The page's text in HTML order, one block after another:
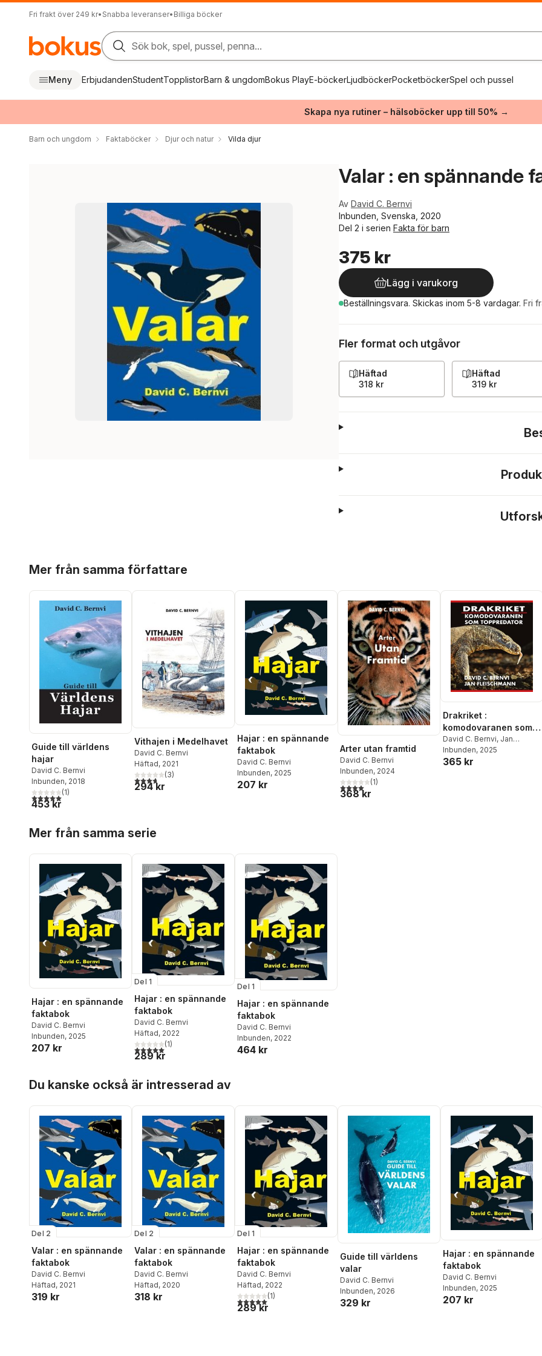
Fri frakt över 249 kr• Snabba leveranser• Billiga böcker
Sök bok, spel, pussel, penna...
Meny ErbjudandenStudentTopplistorBarn & ungdomBokus PlayE-böckerLjudböckerPocketböckerSpel och pussel
Skapa nya rutiner – hälsoböcker upp till 50% →
Barn och ungdom Faktaböcker Djur och natur Vilda djur
Valar : en spännande
Av David C. Bernvi
Inbunden, Svenska, 2020
Del 2 i serien Fakta för barn
375 kr
Lägg i varukorg
Beställningsvara. Skickas inom 5-8 vardagar. Fri
Fler format och utgåvor
Häftad
318 kr
Häftad
319 kr
Mer från samma författare
Guide till världens
hajar
David C. Bernvi
Inbunden, 2018
5,0utav 5 stjärnor. Totalt antal röster:
(1)
453 kr
Vithajen i Medelhavet
David C. Bernvi
Häftad, 2021
3,7utav 5 stjärnor. Totalt antal röster:
(3)
294 kr
Hajar : en spännande
faktabok
David C. Bernvi
Inbunden, 2025
207 kr
Arter utan framtid
David C. Bernvi
Inbunden, 2024
4,0utav 5 stjärnor. Totalt antal röster:
(1)
368 kr
Drakriket :
komodovaranen som
toppredator
David C. Bernvi, Jan
Fleischmann
Inbunden, 2025
365 kr
Mer från samma serie
Hajar : en spännande
faktabok
David C. Bernvi
Inbunden, 2025
207 kr
Del 1
Hajar : en spännande
faktabok
David C. Bernvi
Häftad, 2022
5,0utav 5 stjärnor. Totalt antal röster:
(1)
289 kr
Del 1
Hajar : en spännande
faktabok
David C. Bernvi
Inbunden, 2022
464 kr
Du kanske också är intresserad av
Del 2
Valar : en spännande
faktabok
David C. Bernvi
Häftad, 2021
319 kr
Del 2
Valar : en spännande
faktabok
David C. Bernvi
Häftad, 2020
318 kr
Del 1
Hajar : en spännande
faktabok
David C. Bernvi
Häftad, 2022
5,0utav 5 stjärnor. Totalt antal röster:
(1)
289 kr
Guide till världens
valar
David C. Bernvi
Inbunden, 2026
329 kr
Hajar : en spännande
faktabok
David C. Bernvi
Inbunden, 2025
207 kr